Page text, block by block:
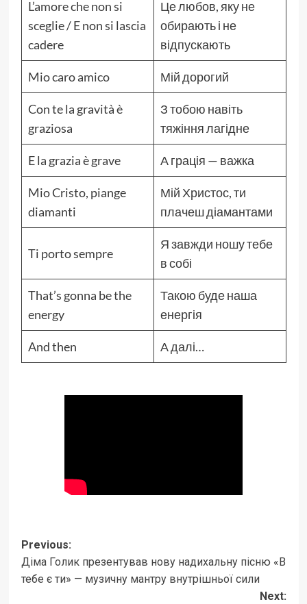
L’amore che non si
sceglie / E non si lascia
cadere
Це любов, яку не
обирають і не
відпускають
Mio caro amico Мій дорогий
Con te la gravità è
graziosa
З тобою навіть
тяжіння лагідне
E la grazia è grave А грація — важка
Mio Cristo, piange
diamanti
Мій Христос, ти
плачеш діамантами
Ti porto sempre
Я завжди ношу тебе
в собі
That’s gonna be the
energy
Такою буде наша
енергія
And then А далі…
Post
navigation
Previous:
Діма Голик презентував нову надихальну пісню «В
тебе є ти» — музичну мантру внутрішньої сили
Next: